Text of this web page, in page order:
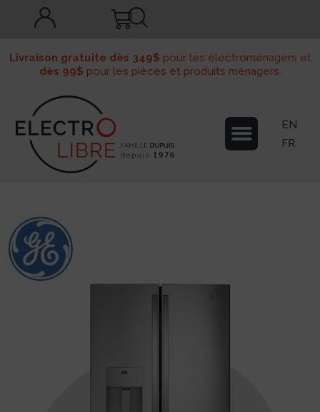
Livraison gratuite dès 349$ pour les électroménagers et
dès 99$ pour les pièces et produits ménagers.
EN
FR